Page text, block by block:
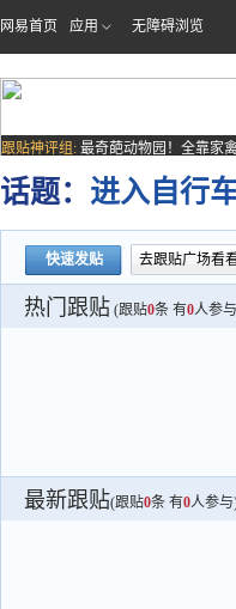
网易首页 应用 无障碍浏览
跟贴神评组: 最奇葩动物园！全靠家
场子
话题： 进入自行
快速发贴 去跟贴广场看
热门跟贴 (跟贴0条 有0人参
最新跟贴(跟贴0条 有0人参与